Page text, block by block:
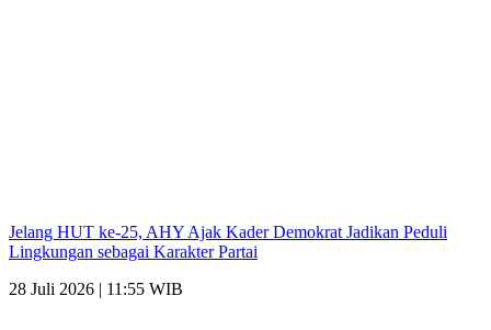
Jelang HUT ke-25, AHY Ajak Kader Demokrat Jadikan Peduli
Lingkungan sebagai Karakter Partai
28 Juli 2026 | 11:55 WIB